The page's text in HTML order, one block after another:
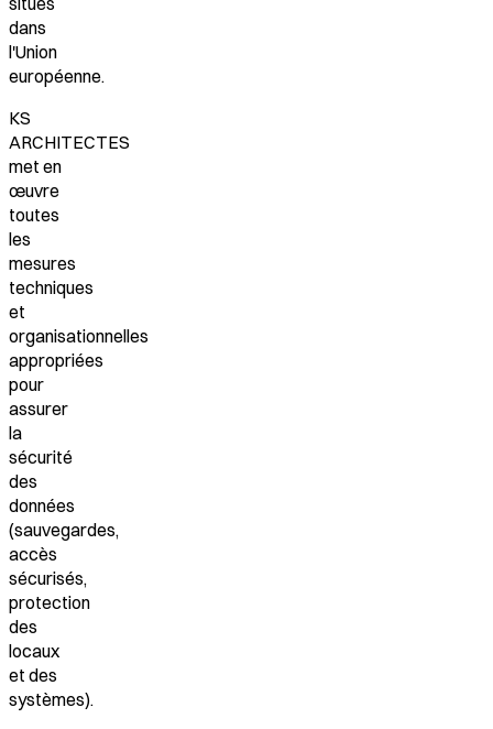
dans
l'Union
européenne.
KS
ARCHITECTES
met en
œuvre
toutes
les
mesures
techniques
et
organisationnelles
appropriées
pour
assurer
la
sécurité
des
données
(sauvegardes,
accès
sécurisés,
protection
des
locaux
et des
systèmes).